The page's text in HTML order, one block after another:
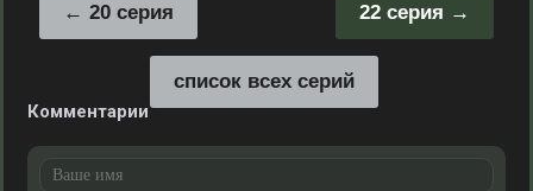
22 серия
20 серия
список всех серий
Комментарии